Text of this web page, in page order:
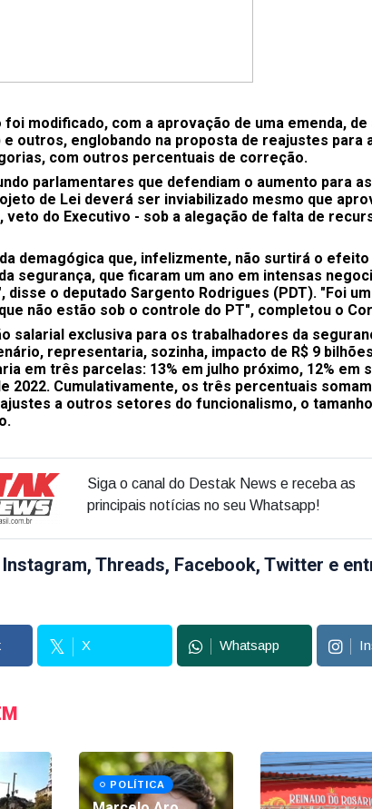
foi modificado, com a aprovação de uma emenda,
e outros, englobando na proposta de reajustes para
com outros percentuais de correção.
parlamentares que defendiam o aumento para
de Lei deverá ser inviabilizado mesmo que
veto do Executivo - sob a alegação de falta de
demagógica que, infelizmente, não surtirá o
segurança, que ficaram um ano em intensas
disse o deputado Sargento Rodrigues (PDT). "Foi
não estão sob o controle do PT", completou o
salarial exclusiva para os trabalhadores da
representaria, sozinha, impacto de R$ 9
em três parcelas: 13% em julho próximo, 12% em
2022. Cumulativamente, os três percentuais
a outros setores do funcionalismo, o
Siga o canal do Destak News e receba as
principais notícias no seu Whatsapp!
Threads, Facebook, Twitter e
X Whatsapp
POLÍTICA